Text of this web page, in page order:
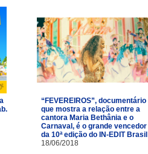
“FEVEREIROS”, documentário
que mostra a relação entre a
cantora Maria Bethânia e o
Carnaval, é o grande vencedor
da 10ª edição do IN-EDIT Brasil
18/06/2018